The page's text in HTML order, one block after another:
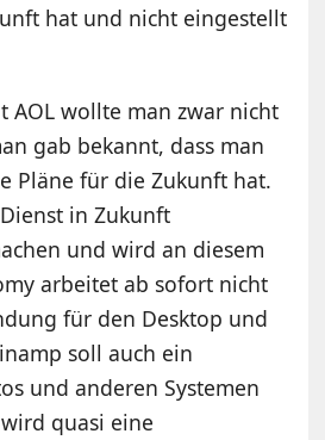
hat und nicht eingestellt
AOL wollte man zwar nicht
gab bekannt, dass man
Pläne für die Zukunft hat.
in Zukunft
und wird an diesem
arbeitet ab sofort nicht
für den Desktop und
soll auch ein
und anderen Systemen
quasi eine